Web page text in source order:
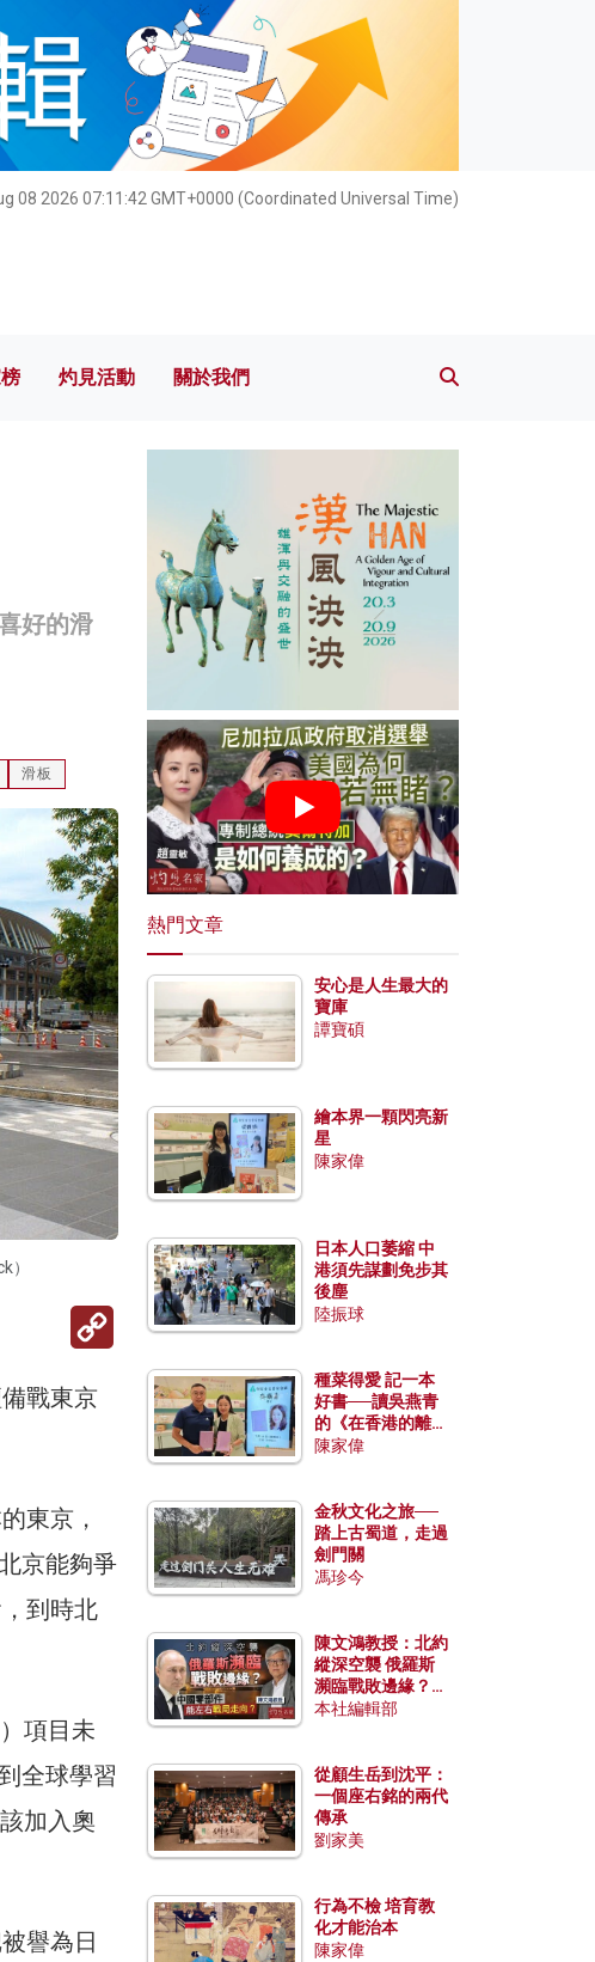
08 2026 07:11:44 GMT+0000 (Coordinated Universal Time)
家榜 灼見活動 關於我們
灼見活動 關於我們
好的滑
滑板
）
Copy
Link
戰東京
東京，
京能夠爭
到時北
項目未
全球學習
加入奧
譽為日
熱門文章
安心是人生最大的
寶庫
譚寶碩
繪本界一顆閃亮新
星
陳家偉
日本人口萎縮 中
港須先謀劃免步其
後塵
陸振球
種菜得愛 記一本
好書──讀吳燕青
的《在香港的離島
種菜》
陳家偉
金秋文化之旅──
踏上古蜀道，走過
劍門關
馮珍今
陳文鴻教授：北約
縱深空襲 俄羅斯
瀕臨戰敗邊緣？中
國零部件能左右戰
本社編輯部
從顧生岳到沈平：
一個座右銘的兩代
傳承
劉家美
行為不檢 培育教
化才能治本
陳家偉